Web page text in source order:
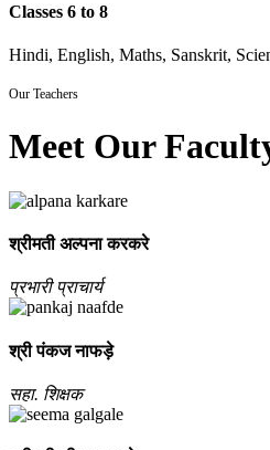
Classes 6 to 8
Hindi, English, Maths, Sanskrit,
Our Teachers
Meet Our
श्रीमती अल्‍पना करकरे
प्रभारी प्राचार्य
श्री पंकज नाफड़े
सहा. शिक्षक